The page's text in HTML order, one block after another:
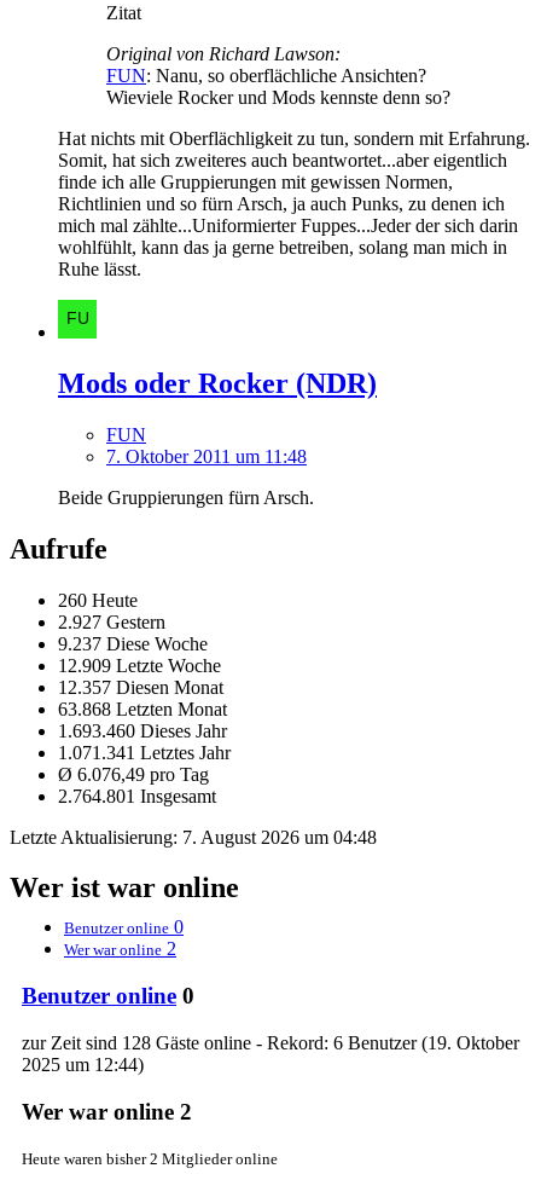
Zitat
Original von Richard Lawson:
FUN: Nanu, so oberflächliche Ansichten?
Wieviele Rocker und Mods kennste denn so?
Hat nichts mit Oberflächligkeit zu tun, sondern mit Erfahrung.
Somit, hat sich zweiteres auch beantwortet...aber eigentlich
finde ich alle Gruppierungen mit gewissen Normen,
Richtlinien und so fürn Arsch, ja auch Punks, zu denen ich
mich mal zählte...Uniformierter Fuppes...Jeder der sich darin
wohlfühlt, kann das ja gerne betreiben, solang man mich in
Ruhe lässt.
Mods oder Rocker (NDR)
FUN
7. Oktober 2011 um 11:48
Beide Gruppierungen fürn Arsch.
Aufrufe
260 Heute
2.927 Gestern
9.237 Diese Woche
12.909 Letzte Woche
12.357 Diesen Monat
63.868 Letzten Monat
1.693.460 Dieses Jahr
1.071.341 Letztes Jahr
Ø 6.076,49 pro Tag
2.764.801 Insgesamt
Letzte Aktualisierung: 7. August 2026 um 04:48
Wer ist war online
Benutzer online 0
Wer war online 2
Benutzer online 0
zur Zeit sind 128 Gäste online - Rekord: 6 Benutzer (19. Oktober
2025 um 12:44)
Wer war online 2
Heute waren bisher 2 Mitglieder online